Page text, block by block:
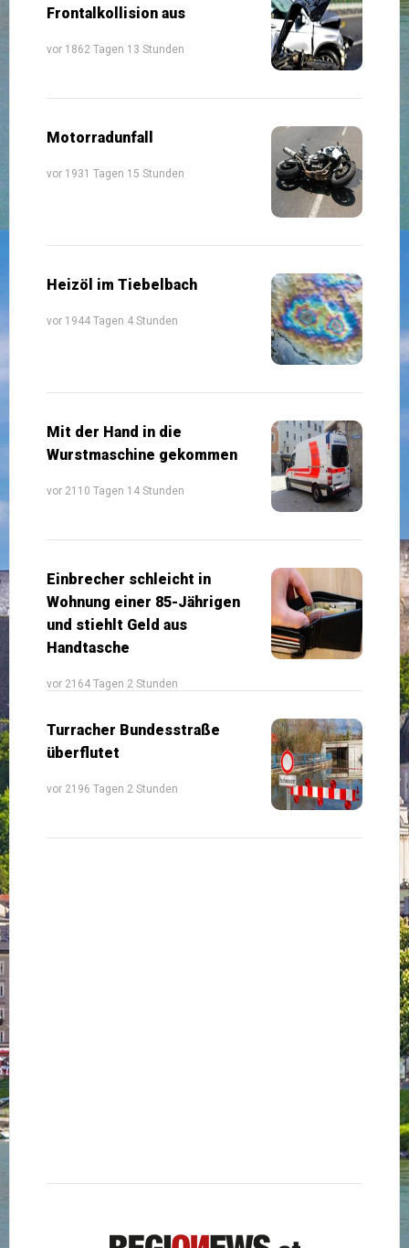
Frontalkollision aus
vor 1862 Tagen 13 Stunden
Motorradunfall
vor 1931 Tagen 15 Stunden
Heizöl im Tiebelbach
vor 1944 Tagen 4 Stunden
Mit der Hand in die
Wurstmaschine gekommen
vor 2110 Tagen 14 Stunden
Einbrecher schleicht in
Wohnung einer 85-Jährigen
und stiehlt Geld aus
Handtasche
vor 2164 Tagen 2 Stunden
Turracher Bundesstraße
überflutet
vor 2196 Tagen 2 Stunden